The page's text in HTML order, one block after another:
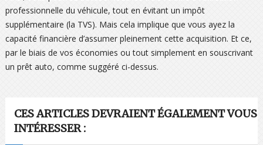
professionnelle du véhicule, tout en évitant un impôt
supplémentaire (la TVS). Mais cela implique que vous ayez la
capacité financière d’assumer pleinement cette acquisition. Et ce,
par le biais de vos économies ou tout simplement en souscrivant
un prêt auto, comme suggéré ci-dessus.
CES ARTICLES DEVRAIENT ÉGALEMENT VOUS
INTÉRESSER :